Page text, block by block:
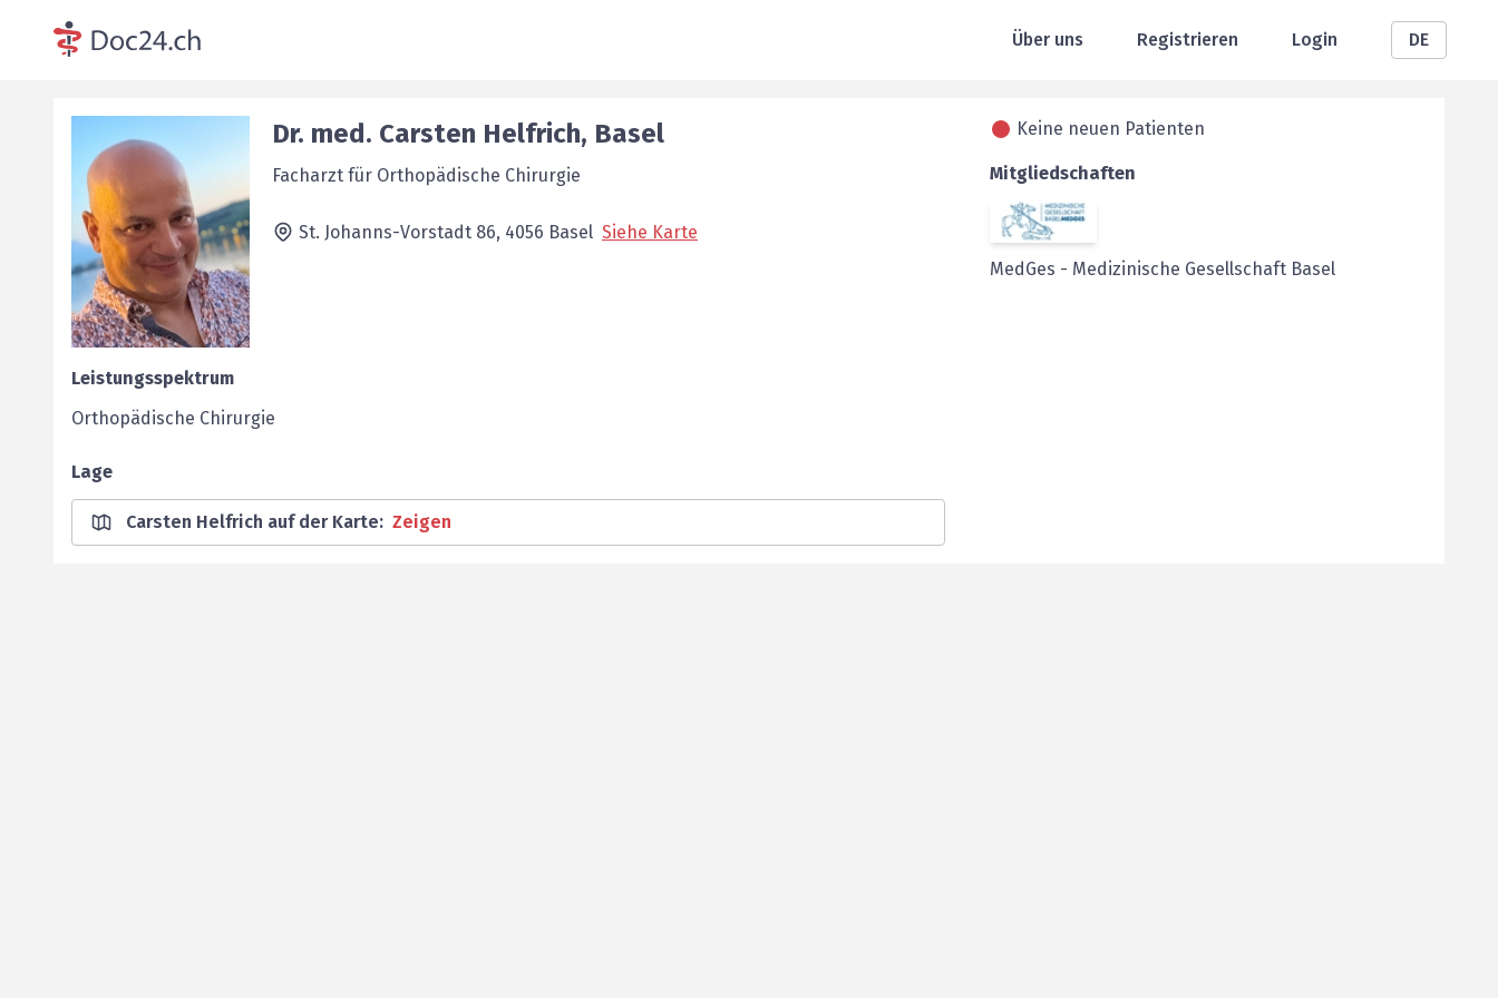
Über uns Registrieren Login DE
Dr. med. Carsten Helfrich, Basel
Facharzt für Orthopädische Chirurgie
St. Johanns-Vorstadt 86, 4056 Basel Siehe Karte
Leistungsspektrum
Orthopädische Chirurgie
Lage
Carsten Helfrich auf der Karte: Zeigen
Keine neuen Patienten
Mitgliedschaften
MedGes - Medizinische Gesellschaft Basel